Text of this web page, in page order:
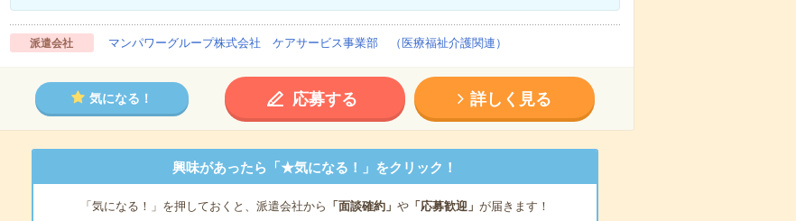
派遣会社 マンパワーグループ株式会社 ケアサービス事業部 （医療福祉介護関連）
気になる！ 応募する 詳しく見る
興味があったら「★気になる！」をクリック！
「気になる！」を押しておくと、派遣会社から 「面談確約」 や「応募歓迎」 が届きます！